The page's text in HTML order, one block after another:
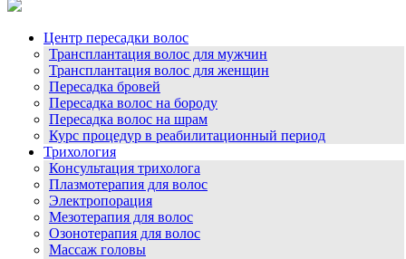
Центр пересадки волос
Трансплантация волос для мужчин
Трансплантация волос для женщин
Пересадка бровей
Пересадка волос на бороду
Пересадка волос на шрам
Курс процедур в реабилитационный период
Трихология
Консультация трихолога
Плазмотерапия для волос
Электропорация
Мезотерапия для волос
Озонотерапия для волос
Массаж головы